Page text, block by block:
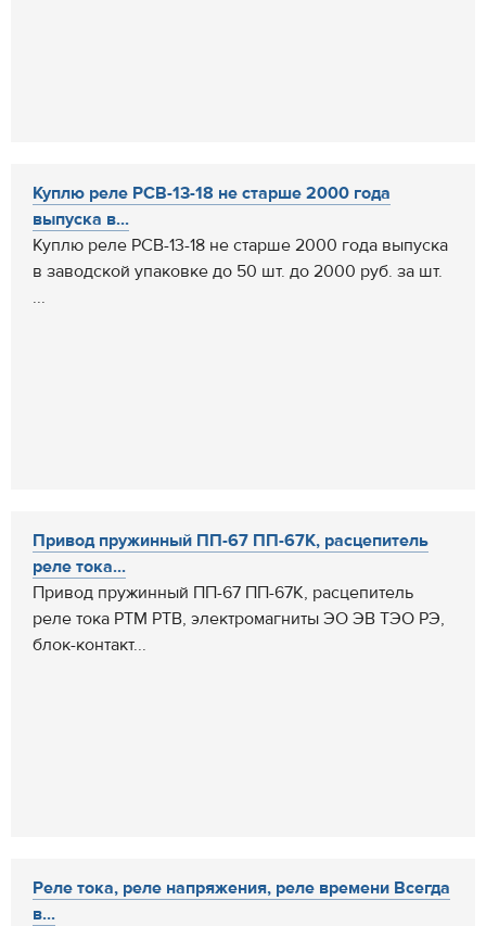
Куплю реле РСВ-13-18 не старше 2000 года
выпуска в...
Куплю реле РСВ-13-18 не старше 2000 года выпуска
в заводской упаковке до 50 шт. до 2000 руб. за шт.
...
Привод пружинный ПП-67 ПП-67К, расцепитель
реле тока...
Привод пружинный ПП-67 ПП-67К, расцепитель
реле тока РТМ РТВ, электромагниты ЭО ЭВ ТЭО РЭ,
блок-контакт...
Реле тока, реле напряжения, реле времени Всегда
в...